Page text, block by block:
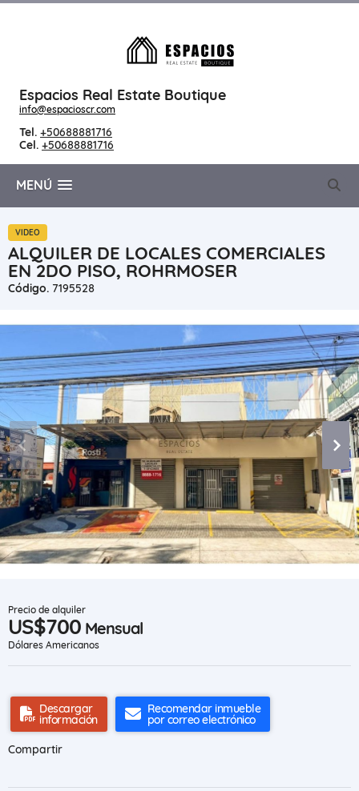
Espacios Real Estate Boutique
info@espacioscr.com
Tel. +50688881716
Cel. +50688881716
MENÚ
VIDEO
ALQUILER DE LOCALES COMERCIALES
EN 2DO PISO, ROHRMOSER
Código. 7195528
Precio de alquiler
US$700 Mensual
Dólares Americanos
Descargar
información
Recomendar inmueble
por correo electrónico
Compartir